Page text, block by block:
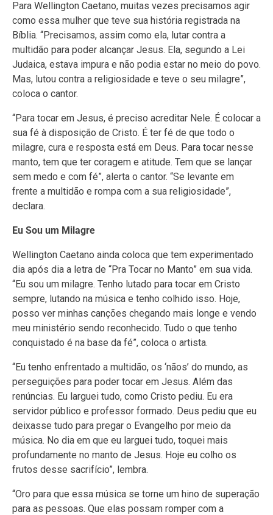
Para Wellington Caetano, muitas vezes precisamos agir
como essa mulher que teve sua história registrada na
Bíblia. “Precisamos, assim como ela, lutar contra a
multidão para poder alcançar Jesus. Ela, segundo a Lei
Judaica, estava impura e não podia estar no meio do povo.
Mas, lutou contra a religiosidade e teve o seu milagre”,
coloca o cantor.
“Para tocar em Jesus, é preciso acreditar Nele. É colocar a
sua fé à disposição de Cristo. É ter fé de que todo o
milagre, cura e resposta está em Deus. Para tocar nesse
manto, tem que ter coragem e atitude. Tem que se lançar
sem medo e com fé”, alerta o cantor. “Se levante em
frente a multidão e rompa com a sua religiosidade”,
declara.
Eu Sou um Milagre
Wellington Caetano ainda coloca que tem experimentado
dia após dia a letra de “Pra Tocar no Manto” em sua vida.
“Eu sou um milagre. Tenho lutado para tocar em Cristo
sempre, lutando na música e tenho colhido isso. Hoje,
posso ver minhas canções chegando mais longe e vendo
meu ministério sendo reconhecido. Tudo o que tenho
conquistado é na base da fé”, coloca o artista.
“Eu tenho enfrentado a multidão, os ‘nãos’ do mundo, as
perseguições para poder tocar em Jesus. Além das
renúncias. Eu larguei tudo, como Cristo pediu. Eu era
servidor público e professor formado. Deus pediu que eu
deixasse tudo para pregar o Evangelho por meio da
música. No dia em que eu larguei tudo, toquei mais
profundamente no manto de Jesus. Hoje eu colho os
frutos desse sacrifício”, lembra.
“Oro para que essa música se torne um hino de superação
para as pessoas. Que elas possam romper com a